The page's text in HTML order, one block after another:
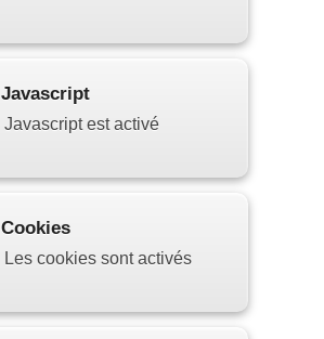
Javascript
Javascript est activé
Cookies
Les cookies sont activés